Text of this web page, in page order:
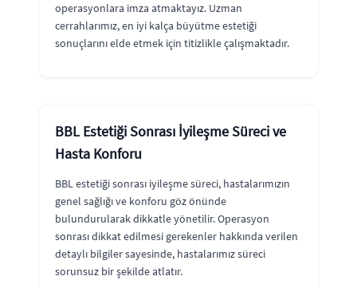
operasyonlara imza atmaktayız. Uzman
cerrahlarımız, en iyi kalça büyütme estetiği
sonuçlarını elde etmek için titizlikle çalışmaktadır.
BBL Estetiği Sonrası İyileşme Süreci ve
Hasta Konforu
BBL estetiği sonrası iyileşme süreci, hastalarımızın
genel sağlığı ve konforu göz önünde
bulundurularak dikkatle yönetilir. Operasyon
sonrası dikkat edilmesi gerekenler hakkında verilen
detaylı bilgiler sayesinde, hastalarımız süreci
sorunsuz bir şekilde atlatır.